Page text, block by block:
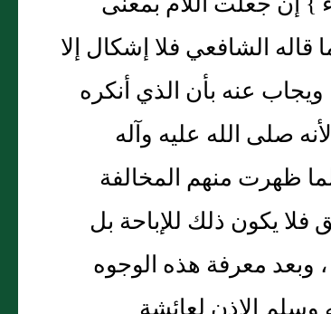
الشافعي فلا إشكال إلا
عنه بأن الذي أنكره
صلى الله عليه وآله
ظهرت منهم المخالفة
يكون ذلك للإباحة بل
وبعد معرفة هذه الوجوه